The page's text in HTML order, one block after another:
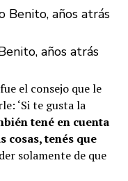
años atrás
el consejo que le
‘Si te gusta la
tené en cuenta
cosas, tenés que
solamente de que